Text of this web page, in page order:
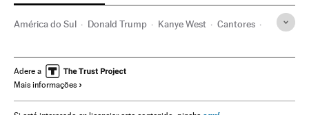
América do Sul Donald Trump Kanye West Cantores
Brasil Gente América Latina
Sociedade
Adere a
Mais informações